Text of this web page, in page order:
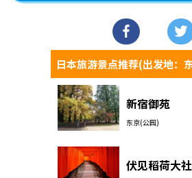
日本旅游景点推荐(出发地：
新宿御苑
东京(公园)
伏见稻荷大社